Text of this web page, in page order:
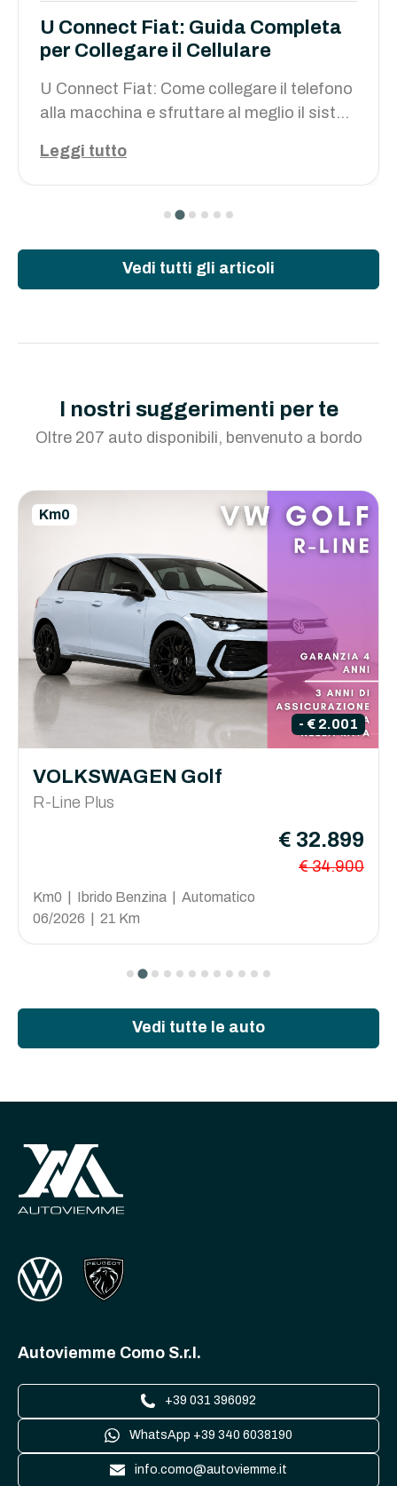
U Connect Fiat: Guida Completa
per Collegare il Cellulare
U Connect Fiat: Come collegare il telefono
alla macchina e sfruttare al meglio il siste
l gruppo Stellantis
Leggi tutto
Vedi tutti gli articoli
I nostri suggerimenti per te
Oltre 207 auto disponibili, benvenuto a bordo
Km0
- € 2.001
VOLKSWAGEN Golf
R-Line Plus
€ 32.899
€ 34.900
Km0 | Ibrido Benzina | Automatico
06/2026 | 21 Km
Vedi tutte le auto
Autoviemme Como S.r.l.
+39 031 396092
WhatsApp +39 340 6038190
info.como@autoviemme.it